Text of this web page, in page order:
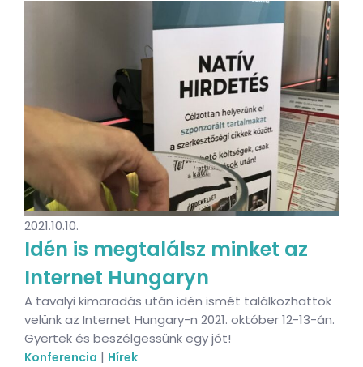
2021.10.10.
Idén is megtalálsz minket az
Internet Hungaryn
A tavalyi kimaradás után idén ismét találkozhattok
velünk az Internet Hungary-n 2021. október 12-13-án.
Gyertek és beszélgessünk egy jót!
Konferencia | Hírek